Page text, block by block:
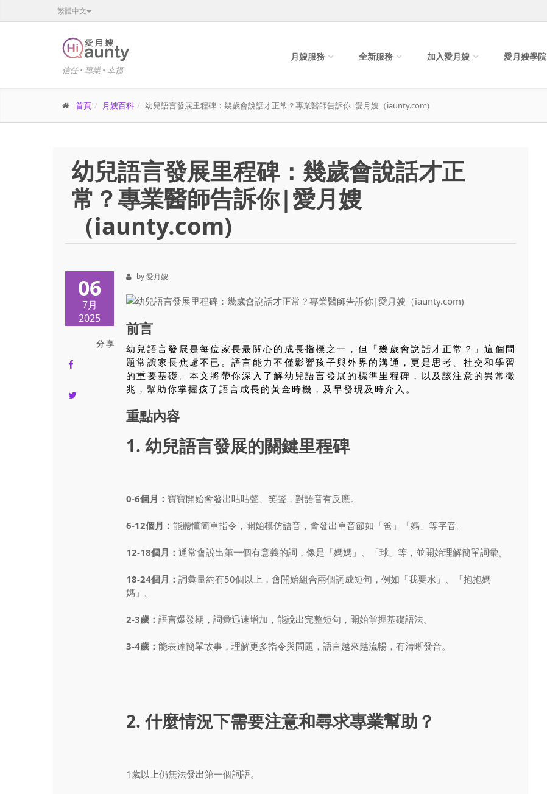
繁體中文
信任 • 專業 • 幸福
月嫂服務 全新服務 加入愛月嫂 愛月嫂學院
首頁 月嫂百科 幼兒語言發展里程碑：幾歲會說話才正常？專業醫師告訴你|愛月嫂（iaunty.com)
幼兒語言發展里程碑：幾歲會說話才正
常？專業醫師告訴你|愛月嫂
（iaunty.com)
06
7月
2025
分 享
by 愛月嫂
前言
幼兒語言發展是每位家長最關心的成長指標之一，但「幾歲會說話才正常？」這個問
題常讓家長焦慮不已。語言能力不僅影響孩子與外界的溝通，更是思考、社交和學習
的重要基礎。本文將帶你深入了解幼兒語言發展的標準里程碑，以及該注意的異常徵
兆，幫助你掌握孩子語言成長的黃金時機，及早發現及時介入。
重點內容
1. 幼兒語言發展的關鍵里程碑
0-6個月： 寶寶開始會發出咕咕聲、笑聲，對語音有反應。
6-12個月： 能聽懂簡單指令，開始模仿語音，會發出單音節如「爸」「媽」等字音。
12-18個月： 通常會說出第一個有意義的詞，像是「媽媽」、「球」等，並開始理解簡單詞彙。
18-24個月： 詞彙量約有50個以上，會開始組合兩個詞成短句，例如「我要水」、「抱抱媽
媽」。
2-3歲： 語言爆發期，詞彙迅速增加，能說出完整短句，開始掌握基礎語法。
3-4歲： 能表達簡單故事，理解更多指令與問題，語言越來越流暢，有清晰發音。
2. 什麼情況下需要注意和尋求專業幫助？
1歲以上仍無法發出第一個詞語。